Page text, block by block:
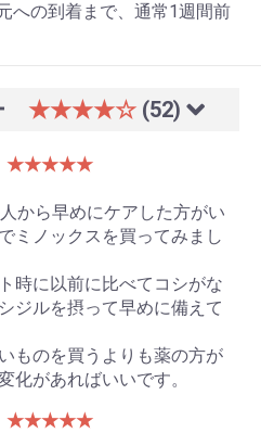
への到着まで、通常1週間前
★★★★☆ (52)
★★★★★
から早めにケアした方がい
ミノックスを買ってみまし
時に以前に比べてコシがな
ジルを摂って早めに備えて
ものを買うよりも薬の方が
化があればいいです。
★★★★★